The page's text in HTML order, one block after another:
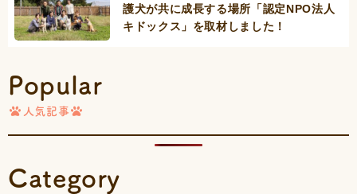
護犬が共に成長する場所「認定NPO法人
キドックス」を取材しました！
Popular
人気記事
Category